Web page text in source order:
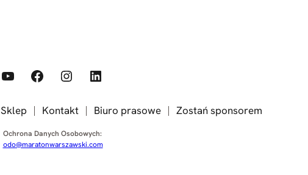
YouTube Facebook Instagram LinkedIn
Sklep Kontakt Biuro prasowe Zostań sponsorem
Ochrona Danych Osobowych:
odo@maratonwarszawski.com